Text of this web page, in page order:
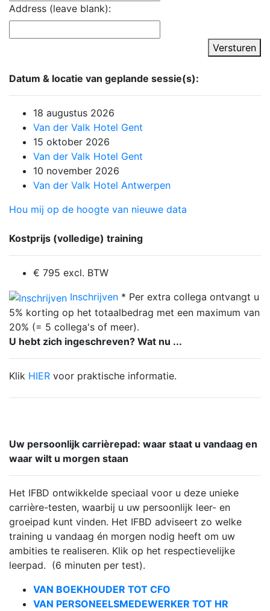
Address (leave blank):
Versturen
Datum & locatie van geplande sessie(s):
18 augustus 2026
Van der Valk Hotel Gent
15 oktober 2026
Van der Valk Hotel Gent
10 november 2026
Van der Valk Hotel Antwerpen
Hou mij op de hoogte van nieuwe data
Kostprijs (volledige) training
€ 795 excl. BTW
Inschrijven * Per extra collega ontvangt u
5% korting op het totaalbedrag met een maximum van
20% (= 5 collega's of meer).
U hebt zich ingeschreven? Wat nu ...
Klik HIER voor praktische informatie.
Uw persoonlijk carrièrepad: waar staat u vandaag en
waar wilt u morgen staan
Het IFBD ontwikkelde speciaal voor u deze unieke
carrière-testen, waarbij u uw persoonlijk leer- en
groeipad kunt vinden. Het IFBD adviseert zo welke
training u vandaag én morgen nodig heeft om uw
ambities te realiseren. Klik op het respectievelijke
leerpad. (6 minuten per test).
VAN BOEKHOUDER TOT CFO
VAN PERSONEELSMEDEWERKER TOT HR